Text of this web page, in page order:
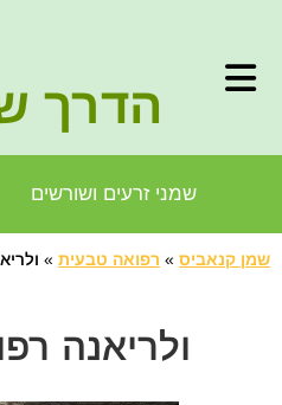
הדרך
שמני זרעים ושורשים
שמן קנאביס » רפואה טבעית »
ולריאנה